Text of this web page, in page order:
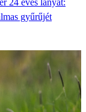
gyűrűjét